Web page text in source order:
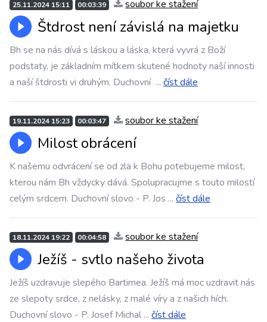
25.11.2024 15:11 00:03:39 soubor ke stažení
Štdrost není závislá na majetku
Bh se na nás dívá s láskou a láska, která vyvrá z Boží
podstaty, je základním mítkem skutené hodnoty naší innosti
a naší štdrosti vi druhým. Duchovní ... číst dále
19.11.2024 15:23 00:03:47 soubor ke stažení
Milost obrácení
K našemu odvrácení se od zla k Bohu potebujeme milost,
kterou nám Bh vždycky dává. Spolupracujme s touto milostí
celým srdcem. Duchovní slovo - P. Jos ... číst dále
18.11.2024 19:22 00:04:58 soubor ke stažení
Ježíš - svtlo našeho života
Ježíš uzdravuje slepého Bartimea. Ježíš má moc uzdravit nás
ze slepoty srdce, z nelásky, z malé víry a z našich hích.
Duchovní slovo - P. Josef Michal ... číst dále